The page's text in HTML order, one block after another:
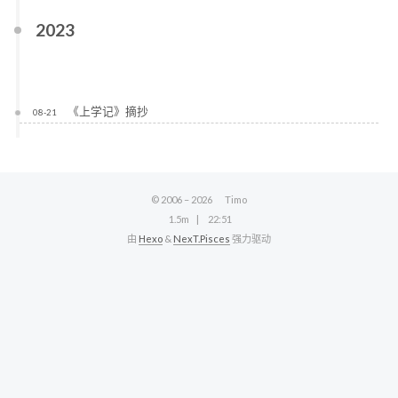
2023
08-21 《上学记》摘抄
© 2006 – 2026
Timo
1.5m
22:51
由 Hexo & NexT.Pisces 强力驱动